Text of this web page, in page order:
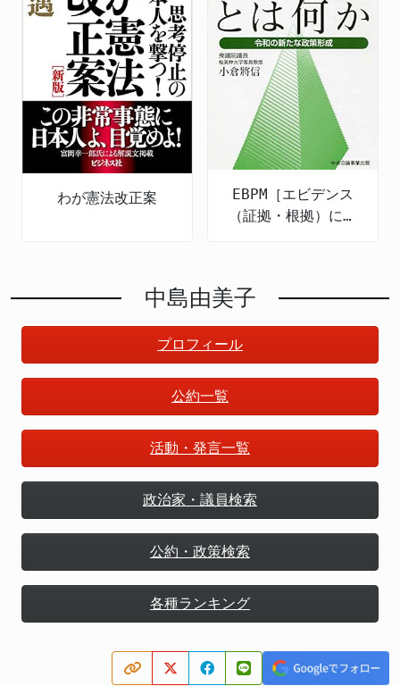
わが憲法改正案
EBPM［エビデンス
（証拠・根拠）に基
中島由美子
プロフィール
公約一覧
活動・発言一覧
政治家・議員検索
公約・政策検索
各種ランキング